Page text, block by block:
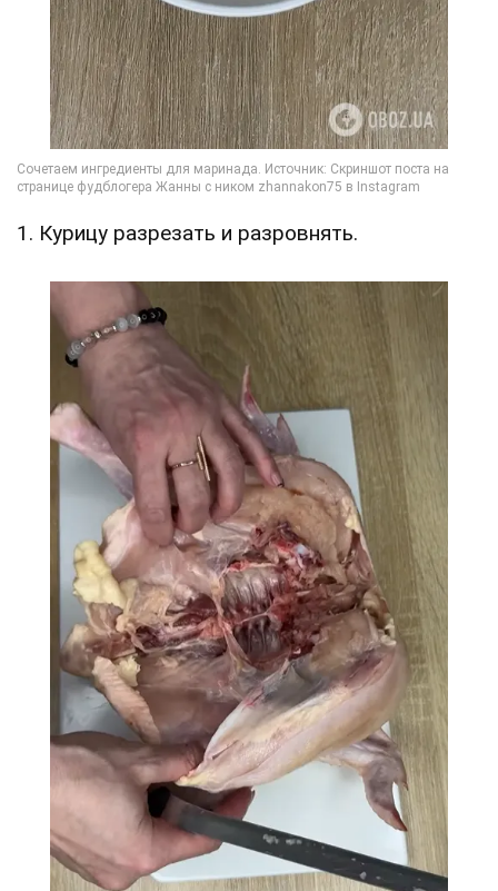
1. Курицу разрезать и разровнять.